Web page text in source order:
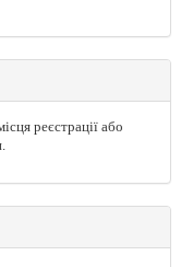
реєстрації або